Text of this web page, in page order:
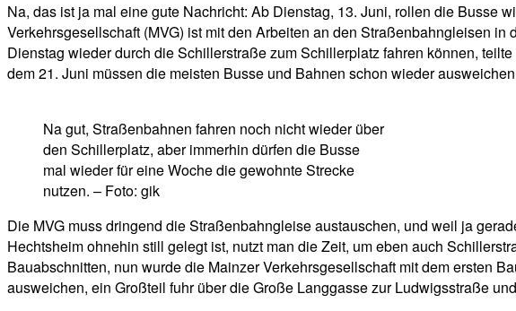
Na, das ist ja mal eine gute Nachricht: Ab Dienstag, 13. Juni, rollen die Busse
Verkehrsgesellschaft (MVG) ist mit den Arbeiten an den Straßenbahngleisen
Dienstag wieder durch die Schillerstraße zum Schillerplatz fahren können,
dem 21. Juni müssen die meisten Busse und Bahnen schon wieder
Na gut, Straßenbahnen fahren noch nicht wieder über
den Schillerplatz, aber immerhin dürfen die Busse
mal wieder für eine Woche die gewohnte Strecke
nutzen. – Foto: gik
Die MVG muss dringend die Straßenbahngleise austauschen, und weil ja
Hechtsheim ohnehin still gelegt ist, nutzt man die Zeit, um eben auch
Bauabschnitten, nun wurde die Mainzer Verkehrsgesellschaft mit dem ersten
ausweichen, ein Großteil fuhr über die Große Langgasse zur Ludwigsstraße